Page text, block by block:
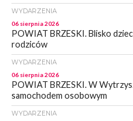
WYDARZENIA
06 sierpnia 2026
POWIAT BRZESKI. Blisko
rodziców
WYDARZENIA
06 sierpnia 2026
POWIAT BRZESKI. W
samochodem osobowym
WYDARZENIA